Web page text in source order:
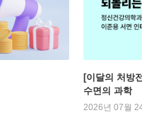
[이달의 처방
수면의 과학
2026년 07월